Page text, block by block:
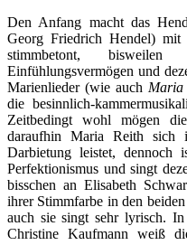
Den Anfang macht das
Georg Friedrich Hendel)
stimmbetont,
Einfühlungsvermögen und
Marienlieder (wie auch Maria
die besinnlich-
Zeitbedingt wohl mögen
daraufhin Maria Reith sich
Darbietung leistet,
Perfektionismus und singt
bisschen an Elisabeth
ihrer Stimmfarbe in den
auch sie singt sehr lyrisch.
Christine Kaufmann weiß